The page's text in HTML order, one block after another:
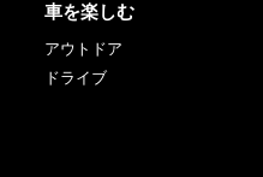
車を楽しむ
アウトドア
ドライブ